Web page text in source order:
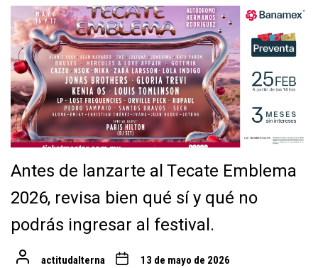
Antes de lanzarte al Tecate Emblema
2026, revisa bien qué sí y qué no
podrás ingresar al festival.
actitudalterna 13 de mayo de 2026